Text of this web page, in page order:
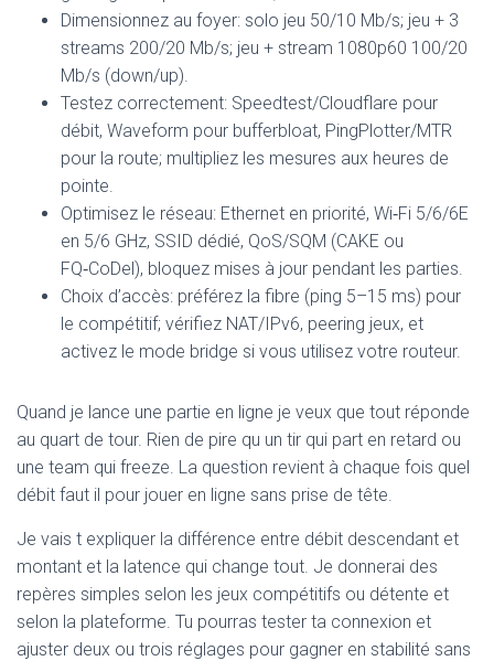
Dimensionnez au foyer: solo jeu 50/10 Mb/s; jeu + 3
streams 200/20 Mb/s; jeu + stream 1080p60 100/20
Mb/s (down/up).
Testez correctement: Speedtest/Cloudflare pour
débit, Waveform pour bufferbloat, PingPlotter/MTR
pour la route; multipliez les mesures aux heures de
pointe.
Optimisez le réseau: Ethernet en priorité, Wi‑Fi 5/6/6E
en 5/6 GHz, SSID dédié, QoS/SQM (CAKE ou
FQ‑CoDel), bloquez mises à jour pendant les parties.
Choix d’accès: préférez la fibre (ping 5–15 ms) pour
le compétitif; vérifiez NAT/IPv6, peering jeux, et
activez le mode bridge si vous utilisez votre routeur.
Quand je lance une partie en ligne je veux que tout réponde
au quart de tour. Rien de pire qu un tir qui part en retard ou
une team qui freeze. La question revient à chaque fois quel
débit faut il pour jouer en ligne sans prise de tête.
Je vais t expliquer la différence entre débit descendant et
montant et la latence qui change tout. Je donnerai des
repères simples selon les jeux compétitifs ou détente et
selon la plateforme. Tu pourras tester ta connexion et
ajuster deux ou trois réglages pour gagner en stabilité sans